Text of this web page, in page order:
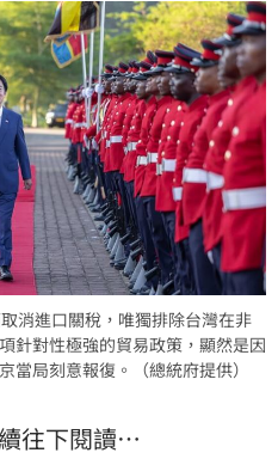
消進口關稅，唯獨排除台灣在非
針對性極強的貿易政策，顯然是因
當局刻意報復。（總統府提供）
往下閱讀…